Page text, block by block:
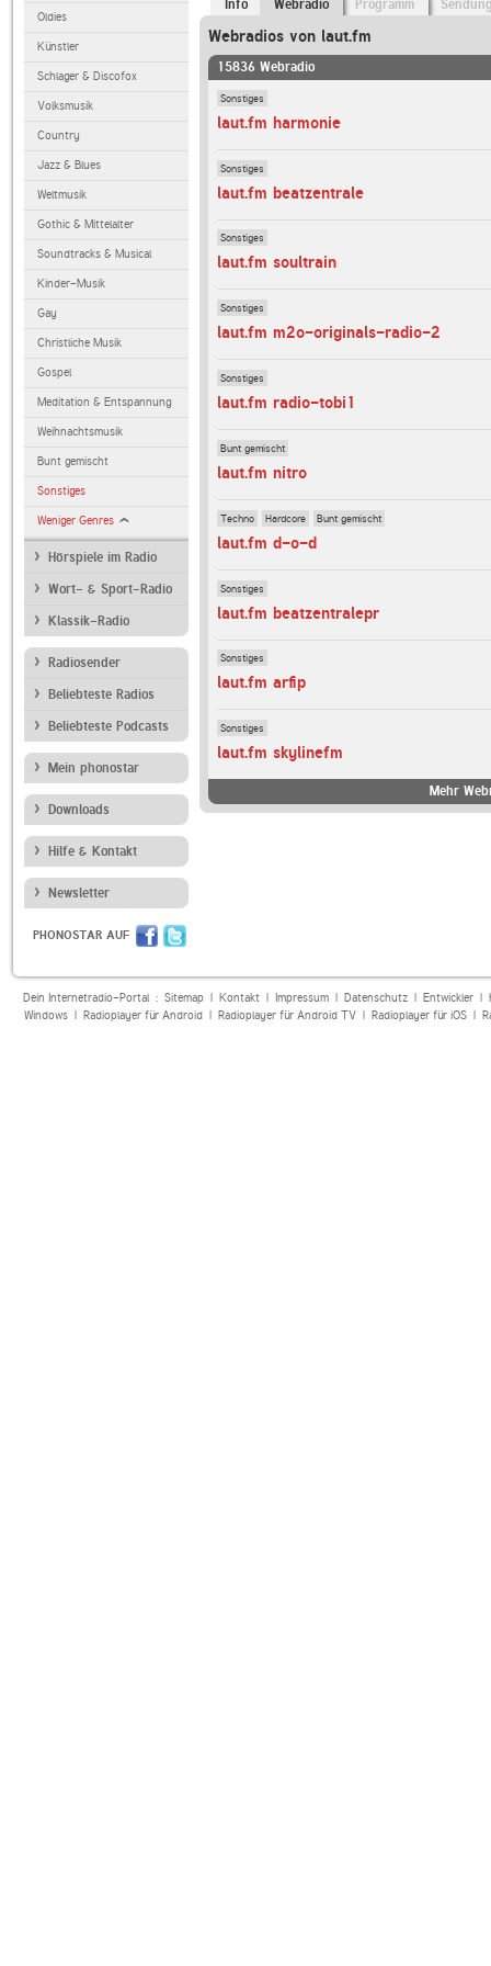
Oldies
Künstler
Schlager & Discofox
Volksmusik
Country
Jazz & Blues
Weltmusik
Gothic & Mittelalter
Soundtracks & Musical
Kinder-Musik
Gay
Christliche Musik
Gospel
Meditation & Entspannung
Weihnachtsmusik
Bunt gemischt
Sonstiges
Weniger Genres
Hörspiele im Radio
Wort- & Sport-Radio
Klassik-Radio
Radiosender
Beliebteste Radios
Beliebteste Podcasts
Mein phonostar
Downloads
Hilfe & Kontakt
Newsletter
PHONOSTAR AUF
Info Webradio Programm
Webradios von laut.fm
15836 Webradio
Sonstiges
laut.fm harmonie
Sonstiges
laut.fm beatzentrale
Sonstiges
laut.fm soultrain
Sonstiges
laut.fm m2o-originals-radio-2
Sonstiges
laut.fm radio-tobi1
Bunt gemischt
laut.fm nitro
Techno Hardcore Bunt gemischt
laut.fm d-o-d
Sonstiges
laut.fm beatzentralepr
Sonstiges
laut.fm arfip
Sonstiges
laut.fm skylinefm
Mehr
Dein Internetradio-Portal : Sitemap| Kontakt| Impressum| Datenschutz| Entwickler|
Windows| Radioplayer für Android| Radioplayer für Android TV| Radioplayer für iOS|